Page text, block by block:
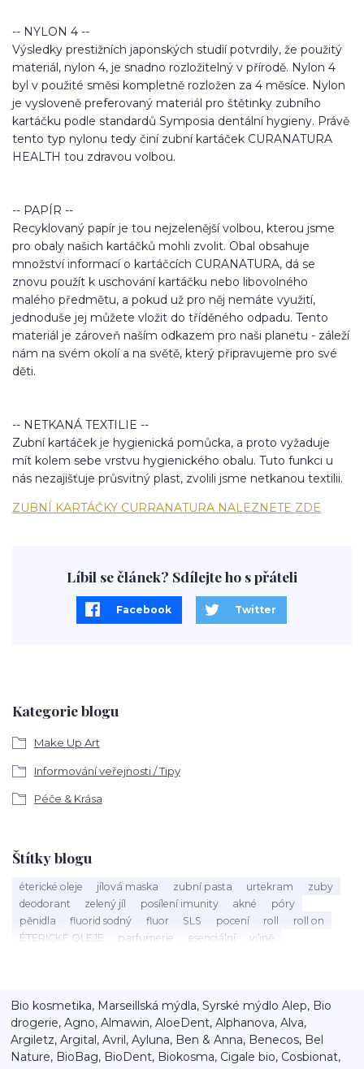
Kategorie blogu
Make Up Art
Informování veřejnosti / Tipy
Péče & Krása
Štítky blogu
éterické oleje jílová maska zubní pasta urtekram
zuby
deodorant
zelený jíl posílení imunity akné
póry
pěnidla
fluorid sodný fluor SLS pocení roll
roll on
ÉTERICKÉ OLEJE
parfumerie esenciální
vůně
kalendář
tenzidy ústa sorbitol aktivní látky
xylitol
péče o vlasy
detox vlasový detox balzám na rty
rty
popraskané rty
výživa speick
-- NYLON 4 --
Výsledky prestižních japonských studií potvrdily, že použitý
materiál, nylon 4, je snadno rozložitelný v přírodě. Nylon 4
byl v použité směsi kompletně rozložen za 4 měsíce. Nylon
je vysloveně preferovaný materiál pro štětinky zubního
kartáčku podle standardů Symposia dentální hygieny. Právě
tento typ nylonu tedy činí zubní kartáček CURANATURA
HEALTH tou zdravou volbou.
-- PAPÍR --
Recyklovaný papír je tou nejzelenější volbou, kterou jsme
pro obaly našich kartáčků mohli zvolit. Obal obsahuje
množství informací o kartáčcích CURANATURA, dá se
znovu použít k uschování kartáčku nebo libovolného
malého předmětu, a pokud už pro něj nemáte využití,
jednoduše jej můžete vložit do tříděného odpadu. Tento
materiál je zároveň naším odkazem pro naši planetu - záleží
nám na svém okolí a na světě, který připravujeme pro své
děti.
-- NETKANÁ TEXTILIE --
Zubní kartáček je hygienická pomůcka, a proto vyžaduje
mít kolem sebe vrstvu hygienického obalu. Tuto funkci u
nás nezajišťuje průsvitný plast, zvolili jsme netkanou textilii.
ZUBNÍ KARTÁČKY CURRANATURA NALEZNETE ZDE
Líbil se článek? Sdílejte ho s přáteli
Facebook Twitter
Bio kosmetika, Marseillská mýdla, Syrské mýdlo Alep, Bio
drogerie, Agno, Almawin, AloeDent, Alphanova, Alva,
Argiletz, Argital, Avril, Ayluna, Ben & Anna, Benecos, Bel
Nature, BioBag, BioDent, Biokosma, Cigale bio, Cosbionat,